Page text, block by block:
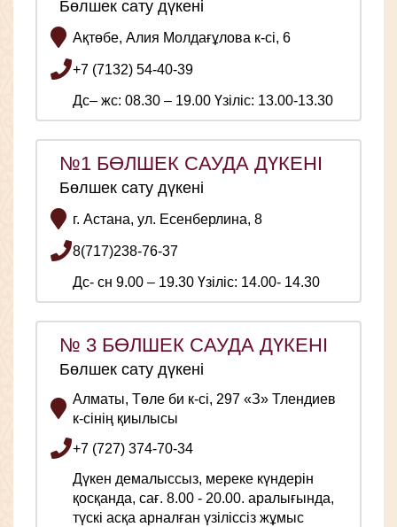
Бөлшек сату дүкені
Ақтөбе, Алия Молдағұлова к-сі, 6
+7 (7132) 54-40-39
Дс– жс: 08.30 – 19.00 Үзіліс: 13.00-13.30
№1 БӨЛШЕК САУДА ДҮКЕНІ
Бөлшек сату дүкені
г. Астана, ул. Есенберлина, 8
8(717)238-76-37
Дс- сн 9.00 – 19.30 Үзіліс: 14.00- 14.30
№ 3 БӨЛШЕК САУДА ДҮКЕНІ
Бөлшек сату дүкені
Алматы, Төле би к-сі, 297 «З» Тлендиев
к-сінің қиылысы
+7 (727) 374-70-34
Дүкен демалыссыз, мереке күндерін
қосқанда, сағ. 8.00 - 20.00. аралығында,
түскі асқа арналған үзіліссіз жұмыс